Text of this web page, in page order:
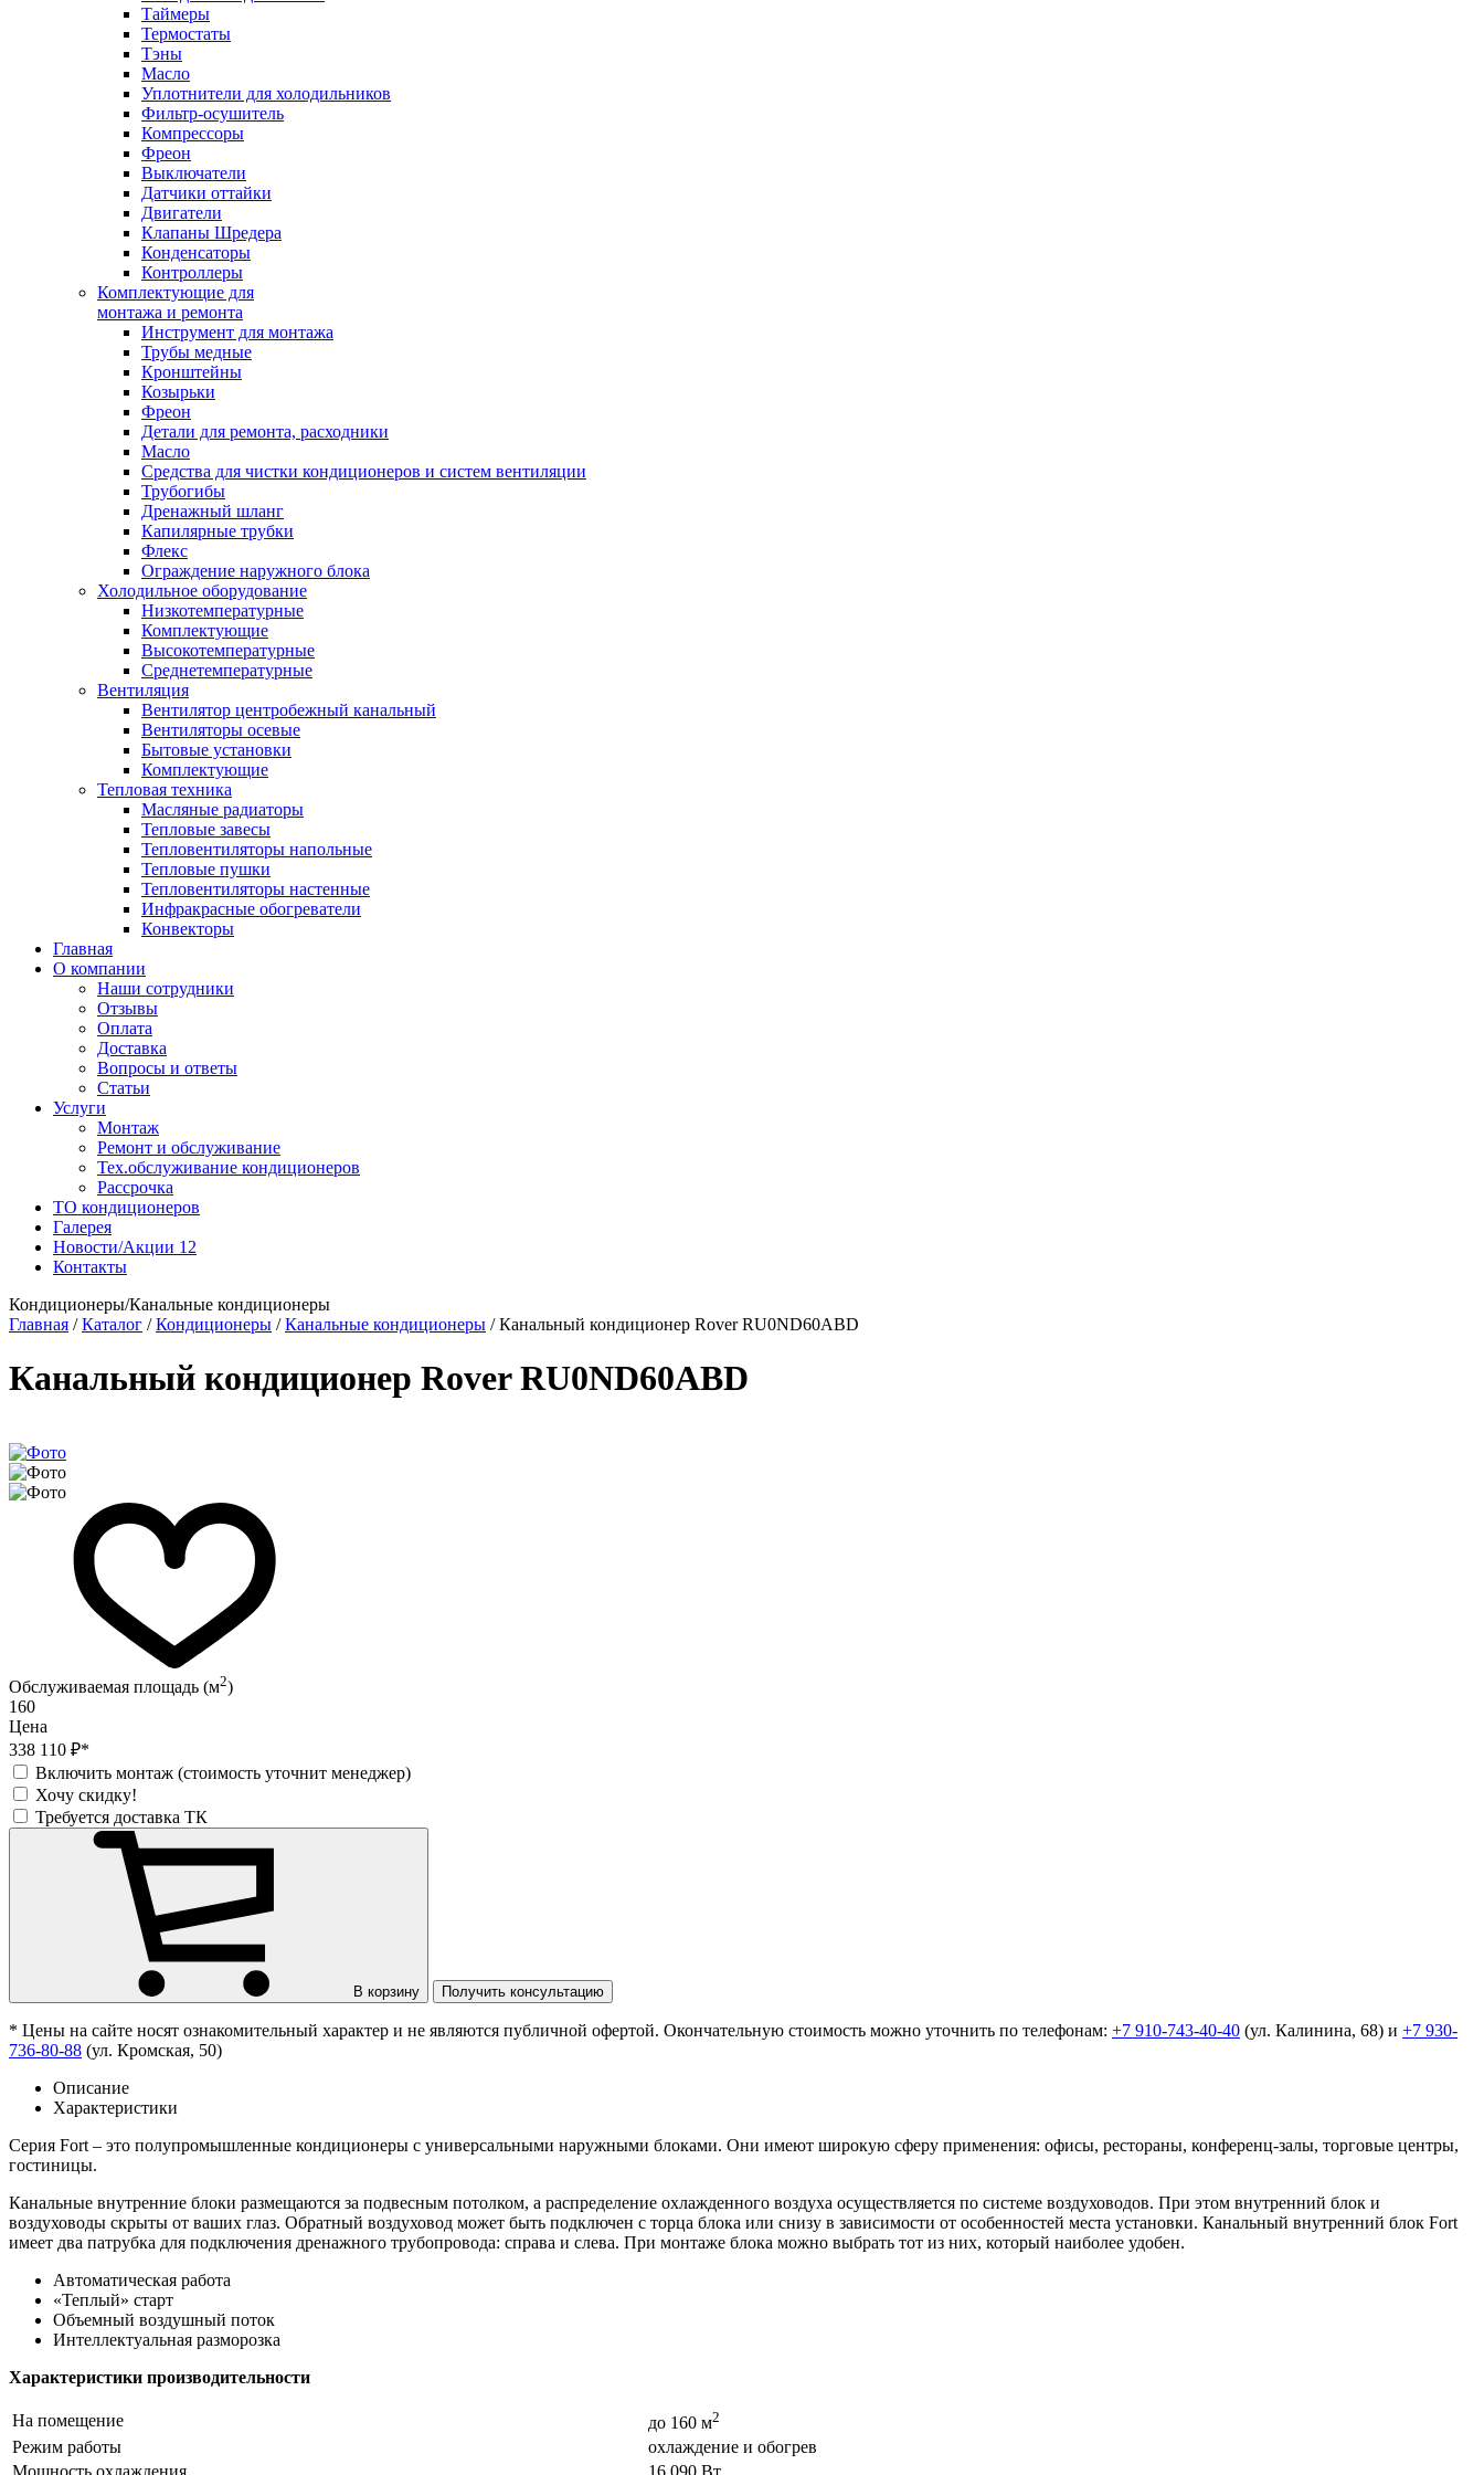
Таймеры
Термостаты
Тэны
Масло
Уплотнители для холодильников
Фильтр-осушитель
Компрессоры
Фреон
Выключатели
Датчики оттайки
Двигатели
Клапаны Шредера
Конденсаторы
Контроллеры
Комплектующие для
монтажа и ремонта
Инструмент для монтажа
Трубы медные
Кронштейны
Козырьки
Фреон
Детали для ремонта, расходники
Масло
Средства для чистки кондиционеров и систем вентиляции
Трубогибы
Дренажный шланг
Капилярные трубки
Флекс
Ограждение наружного блока
Холодильное оборудование
Низкотемпературные
Комплектующие
Высокотемпературные
Среднетемпературные
Вентиляция
Вентилятор центробежный канальный
Вентиляторы осевые
Бытовые установки
Комплектующие
Тепловая техника
Масляные радиаторы
Тепловые завесы
Тепловентиляторы напольные
Тепловые пушки
Тепловентиляторы настенные
Инфракрасные обогреватели
Конвекторы
Главная
О компании
Наши сотрудники
Отзывы
Оплата
Доставка
Вопросы и ответы
Статьи
Услуги
Монтаж
Ремонт и обслуживание
Тех.обслуживание кондиционеров
Рассрочка
ТО кондиционеров
Галерея
Новости/Акции 12
Контакты
Кондиционеры/Канальные кондиционеры
Главная /Каталог /Кондиционеры /Канальные кондиционеры /Канальный кондиционер Rover RU0ND60ABD
Канальный кондиционер Rover RU0ND60ABD
Обслуживаемая площадь (м2)
160
Цена
338 110 ₽*
Включить монтаж (стоимость уточнит менеджер)
Хочу скидку!
Требуется доставка ТК
В корзину Получить консультацию
* Цены на сайте носят ознакомительный характер и не являются публичной офертой. Окончательную стоимость можно уточнить по телефонам: +7 910-743-40-40 (ул. Калинина, 68) и +7 930-
736-80-88 (ул. Кромская, 50)
Описание
Характеристики
Серия Fort – это полупромышленные кондиционеры с универсальными наружными блоками. Они имеют широкую сферу применения: офисы, рестораны, конференц-залы, торговые центры,
гостиницы.
Канальные внутренние блоки размещаются за подвесным потолком, а распределение охлажденного воздуха осуществляется по системе воздуховодов. При этом внутренний блок и
воздуховоды скрыты от ваших глаз. Обратный воздуховод может быть подключен с торца блока или снизу в зависимости от особенностей места установки. Канальный внутренний блок Fort
имеет два патрубка для подключения дренажного трубопровода: справа и слева. При монтаже блока можно выбрать тот из них, который наиболее удобен.
Автоматическая работа
«Теплый» старт
Объемный воздушный поток
Интеллектуальная разморозка
Характеристики производительности
На помещение до 160 м2
Режим работы
охлаждение и обогрев